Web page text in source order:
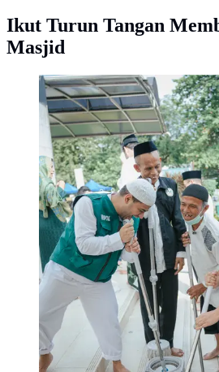
Ikut Turun Tangan
Masjid
Fadil Jaidi, Keanu Angelo dan
Masjid Bersih. ©Wipol